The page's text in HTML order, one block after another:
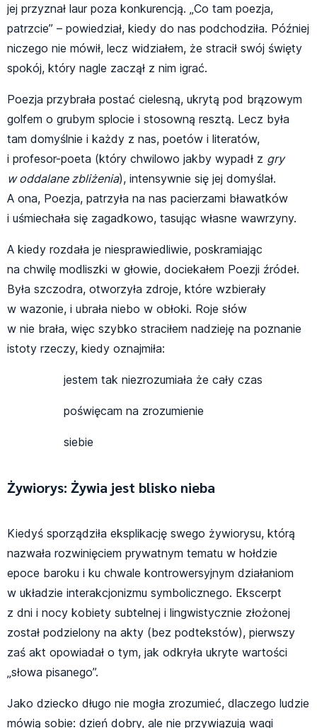
jej przyznał laur poza konkurencją. „Co tam poezja,
patrzcie” – powiedział, kiedy do nas podchodziła. Później
niczego nie mówił, lecz widziałem, że stracił swój święty
spokój, który nagle zaczął z nim igrać.
Poezja przybrała postać cielesną, ukrytą pod brązowym
golfem o grubym splocie i stosowną resztą. Lecz była
tam domyślnie i każdy z nas, poetów i literatów,
i profesor-poeta (który chwilowo jakby wypadł z gry
w oddalane zbliżenia), intensywnie się jej domyślał.
A ona, Poezja, patrzyła na nas pacierzami bławatków
i uśmiechała się zagadkowo, tasując własne wawrzyny.
A kiedy rozdała je niesprawiedliwie, poskramiając
na chwilę modliszki w głowie, dociekałem Poezji źródeł.
Była szczodra, otworzyła zdroje, które wzbierały
w wazonie, i ubrała niebo w obłoki. Roje słów
w nie brała, więc szybko straciłem nadzieję na poznanie
istoty rzeczy, kiedy oznajmiła:
jestem tak niezrozumiała że cały czas
poświęcam na zrozumienie
siebie
Żywiorys: Żywia jest blisko nieba
Kiedyś sporządziła eksplikację swego żywiorysu, którą
nazwała rozwinięciem prywatnym tematu w hołdzie
epoce baroku i ku chwale kontrowersyjnym działaniom
w układzie interakcjonizmu symbolicznego. Ekscerpt
z dni i nocy kobiety subtelnej i lingwistycznie złożonej
został podzielony na akty (bez podtekstów), pierwszy
zaś akt opowiadał o tym, jak odkryła ukryte wartości
„słowa pisanego”.
Jako dziecko długo nie mogła zrozumieć, dlaczego ludzie
mówią sobie: dzień dobry, ale nie przywiązują wagi